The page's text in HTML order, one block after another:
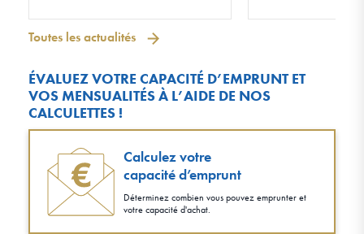
Toutes les actualités
ÉVALUEZ VOTRE CAPACITÉ D’EMPRUNT ET
VOS MENSUALITÉS À L’AIDE DE NOS
CALCULETTES !
Calculez votre
capacité d’emprunt
Déterminez combien vous pouvez emprunter et
votre capacité d'achat.